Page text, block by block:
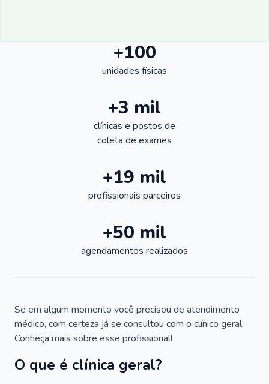
+100
unidades físicas
+3 mil
clínicas e postos de
coleta de exames
+19 mil
profissionais parceiros
+50 mil
agendamentos realizados
Se em algum momento você precisou de atendimento
médico, com certeza já se consultou com o clínico geral.
Conheça mais sobre esse profissional!
O que é clínica geral?